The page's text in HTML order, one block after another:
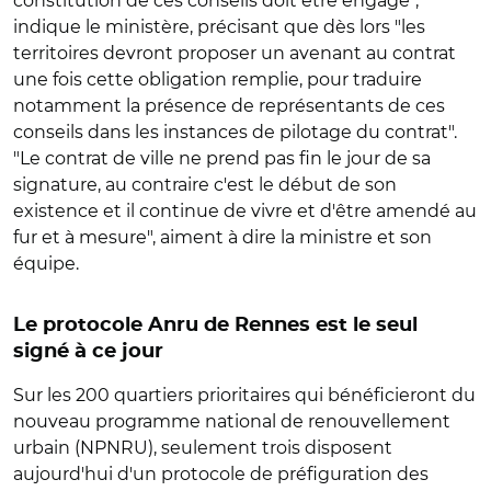
indique le ministère, précisant que dès lors "les
territoires devront proposer un avenant au contrat
une fois cette obligation remplie, pour traduire
notamment la présence de représentants de ces
conseils dans les instances de pilotage du contrat".
"Le contrat de ville ne prend pas fin le jour de sa
signature, au contraire c'est le début de son
existence et il continue de vivre et d'être amendé au
fur et à mesure", aiment à dire la ministre et son
équipe.
Le protocole Anru de Rennes est le seul
signé à ce jour
Sur les 200 quartiers prioritaires qui bénéficieront du
nouveau programme national de renouvellement
urbain (NPNRU), seulement trois disposent
aujourd'hui d'un protocole de préfiguration des